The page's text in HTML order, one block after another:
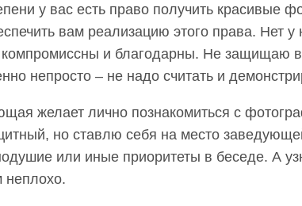
у вас есть право получить красивые
вам реализацию этого права. Нет
компромиссны и благодарны. Не защищаю
непросто – не надо считать и
желает лично познакомиться с
но ставлю себя на место
или иные приоритеты в беседе. А
неплохо.